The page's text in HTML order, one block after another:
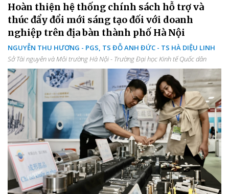
Hoàn thiện hệ thống chính sách hỗ trợ và
thúc đẩy đổi mới sáng tạo đối với doanh
nghiệp trên địa bàn thành phố Hà Nội
NGUYỄN THU HƯƠNG - PGS, TS ĐỖ ANH ĐỨC - TS HÀ DIỆU LINH
Sở Tài nguyên và Môi trường Hà Nội - Trường Đại học Kinh tế Quốc dân